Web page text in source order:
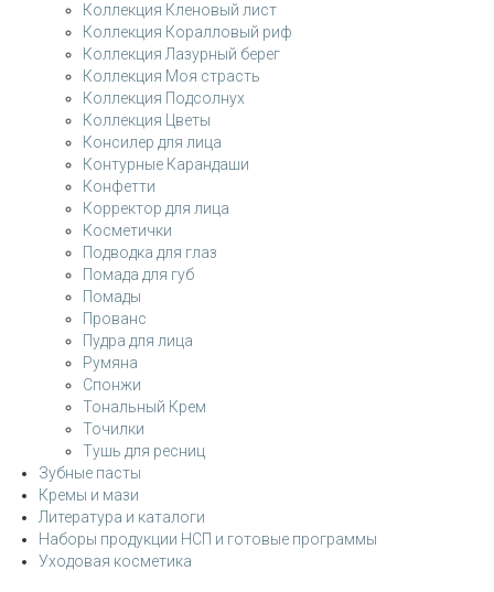
Коллекция Кленовый лист
Коллекция Коралловый риф
Коллекция Лазурный берег
Коллекция Моя страсть
Коллекция Подсолнух
Коллекция Цветы
Консилер для лица
Контурные Карандаши
Конфетти
Корректор для лица
Косметички
Подводка для глаз
Помада для губ
Помады
Прованс
Пудра для лица
Румяна
Спонжи
Тональный Крем
Точилки
Тушь для ресниц
Зубные пасты
Кремы и мази
Литература и каталоги
Наборы продукции НСП и готовые программы
Уходовая косметика